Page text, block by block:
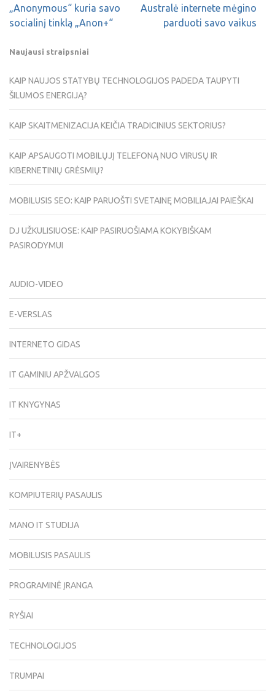
„Anonymous“ kuria savo
socialinį tinklą „Anon+“
Australė internete mėgino
parduoti savo vaikus
Naujausi straipsniai
KAIP NAUJOS STATYBŲ TECHNOLOGIJOS PADEDA TAUPYTI
ŠILUMOS ENERGIJĄ?
KAIP SKAITMENIZACIJA KEIČIA TRADICINIUS SEKTORIUS?
KAIP APSAUGOTI MOBILŲJĮ TELEFONĄ NUO VIRUSŲ IR
KIBERNETINIŲ GRĖSMIŲ?
MOBILUSIS SEO: KAIP PARUOŠTI SVETAINĘ MOBILIAJAI PAIEŠKAI
DJ UŽKULISIUOSE: KAIP PASIRUOŠIAMA KOKYBIŠKAM
PASIRODYMUI
AUDIO-VIDEO
E-VERSLAS
INTERNETO GIDAS
IT GAMINIU APŽVALGOS
IT KNYGYNAS
IT+
ĮVAIRENYBĖS
KOMPIUTERIŲ PASAULIS
MANO IT STUDIJA
MOBILUSIS PASAULIS
PROGRAMINĖ ĮRANGA
RYŠIAI
TECHNOLOGIJOS
TRUMPAI